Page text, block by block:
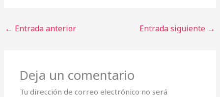
← Entrada anterior Entrada siguiente →
Deja un comentario
Tu dirección de correo electrónico no será